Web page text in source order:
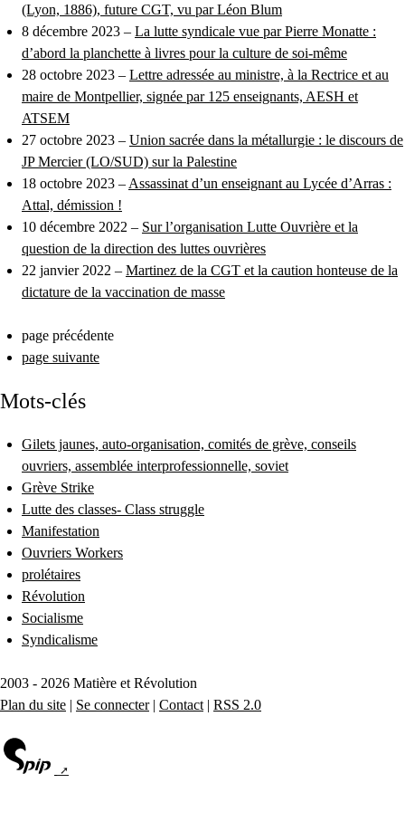
(Lyon, 1886), future CGT, vu par Léon Blum
8 décembre 2023 – La lutte syndicale vue par Pierre Monatte :
d’abord la planchette à livres pour la culture de soi-même
28 octobre 2023 – Lettre adressée au ministre, à la Rectrice et au
maire de Montpellier, signée par 125 enseignants, AESH et
ATSEM
27 octobre 2023 – Union sacrée dans la métallurgie : le discours de
JP Mercier (LO/SUD) sur la Palestine
18 octobre 2023 – Assassinat d’un enseignant au Lycée d’Arras :
Attal, démission !
10 décembre 2022 – Sur l’organisation Lutte Ouvrière et la
question de la direction des luttes ouvrières
22 janvier 2022 – Martinez de la CGT et la caution honteuse de la
dictature de la vaccination de masse
page précédente
page suivante
Mots-clés
Gilets jaunes, auto-organisation, comités de grève, conseils
ouvriers, assemblée interprofessionnelle, soviet
Grève Strike
Lutte des classes- Class struggle
Manifestation
Ouvriers Workers
prolétaires
Révolution
Socialisme
Syndicalisme
2003 - 2026 Matière et Révolution
Plan du site | Se connecter| Contact | RSS 2.0